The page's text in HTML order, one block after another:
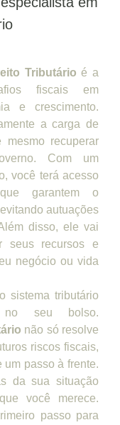
Tributário é a
fiscais em
e crescimento.
a carga de
recuperar
Com um
você terá acesso
garantem o
autuações
disso, ele vai
seus recursos e
negócio ou vida
sistema tributário
no seu bolso.
não só resolve
riscos fiscais,
passo à frente.
da sua situação
você merece.
passo para